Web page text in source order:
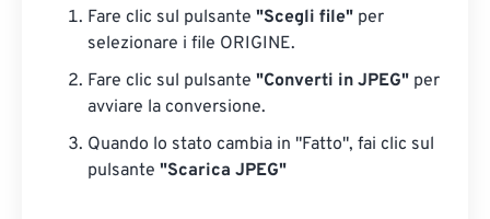
Fare clic sul pulsante "Scegli file" per
selezionare i file ORIGINE.
Fare clic sul pulsante "Converti in JPEG" per
avviare la conversione.
Quando lo stato cambia in "Fatto", fai clic sul
pulsante "Scarica JPEG"